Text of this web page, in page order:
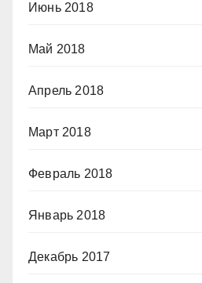
Июнь 2018
Май 2018
Апрель 2018
Март 2018
Февраль 2018
Январь 2018
Декабрь 2017